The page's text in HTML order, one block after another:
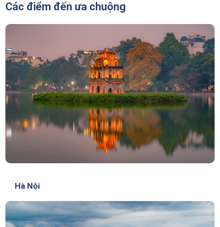
Các điểm đến ưa chuộng
Hà Nội